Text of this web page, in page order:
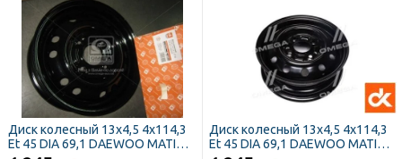
Диск колесный 13х4,5 4x114,3
Et 45 DIA 69,1 DAEWOO MATIZ
Диск колесный 13х4,5 4x114,3
Et 45 DIA 69,1 DAEWOO MATIZ